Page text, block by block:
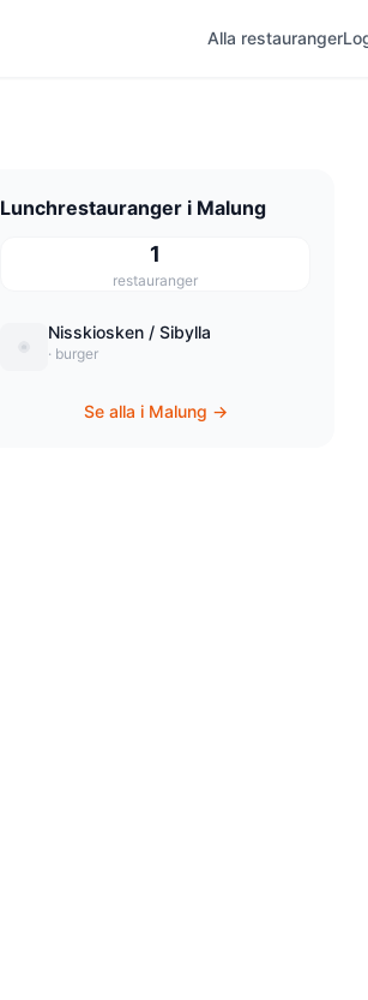
Alla restauranger
Lunchrestauranger i Malung
1
restauranger
Nisskiosken / Sibylla
· burger
Se alla i Malung →